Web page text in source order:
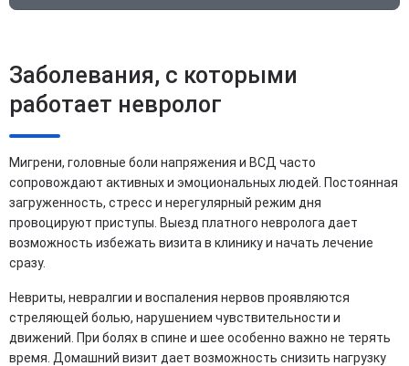
Заболевания, с которыми
работает невролог
Мигрени, головные боли напряжения и ВСД часто
сопровождают активных и эмоциональных людей. Постоянная
загруженность, стресс и нерегулярный режим дня
провоцируют приступы. Выезд платного невролога дает
возможность избежать визита в клинику и начать лечение
сразу.
Невриты, невралгии и воспаления нервов проявляются
стреляющей болью, нарушением чувствительности и
движений. При болях в спине и шее особенно важно не терять
время. Домашний визит дает возможность снизить нагрузку